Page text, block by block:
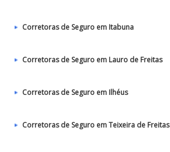
Corretoras de Seguro em Itabuna
Corretoras de Seguro em Lauro de Freitas
Corretoras de Seguro em Ilhéus
Corretoras de Seguro em Teixeira de Freitas